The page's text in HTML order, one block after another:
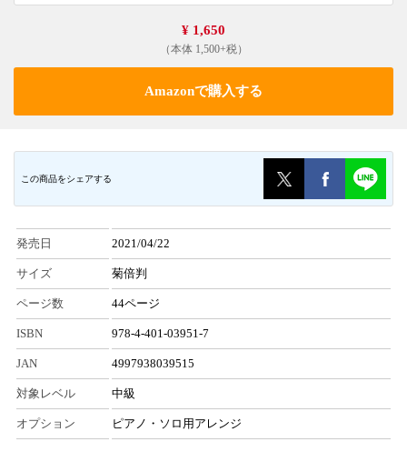
¥ 1,650
（本体 1,500+税）
Amazonで購入する
この商品をシェアする
発売日 2021/04/22
サイズ 菊倍判
ページ数 44ページ
ISBN 978-4-401-03951-7
JAN 4997938039515
対象レベル 中級
オプション ピアノ・ソロ用アレンジ